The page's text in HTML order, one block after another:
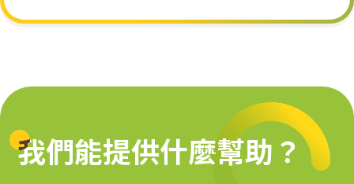
統
我們能提供什麼幫助？
我們能提供什麼幫助？